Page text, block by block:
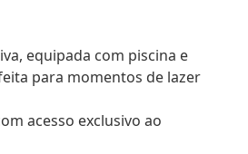
equipada com piscina e
para momentos de lazer
acesso exclusivo ao